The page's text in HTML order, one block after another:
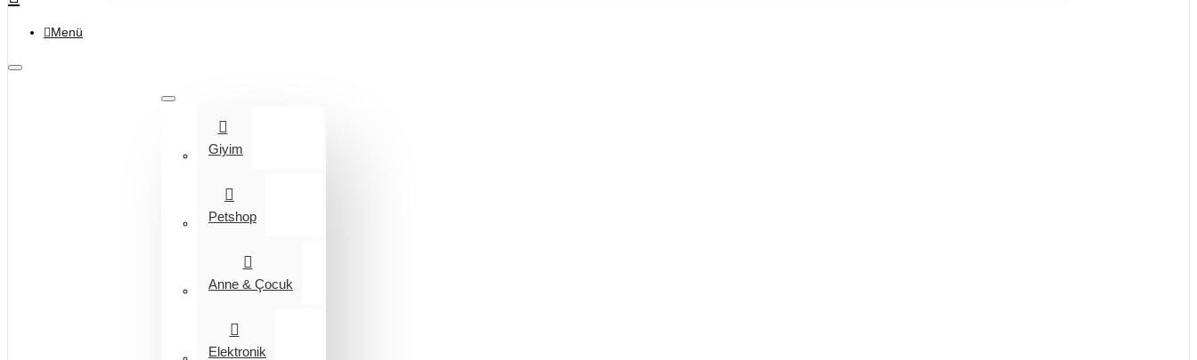
Menü
Giyim
Petshop
Anne & Çocuk
Elektronik